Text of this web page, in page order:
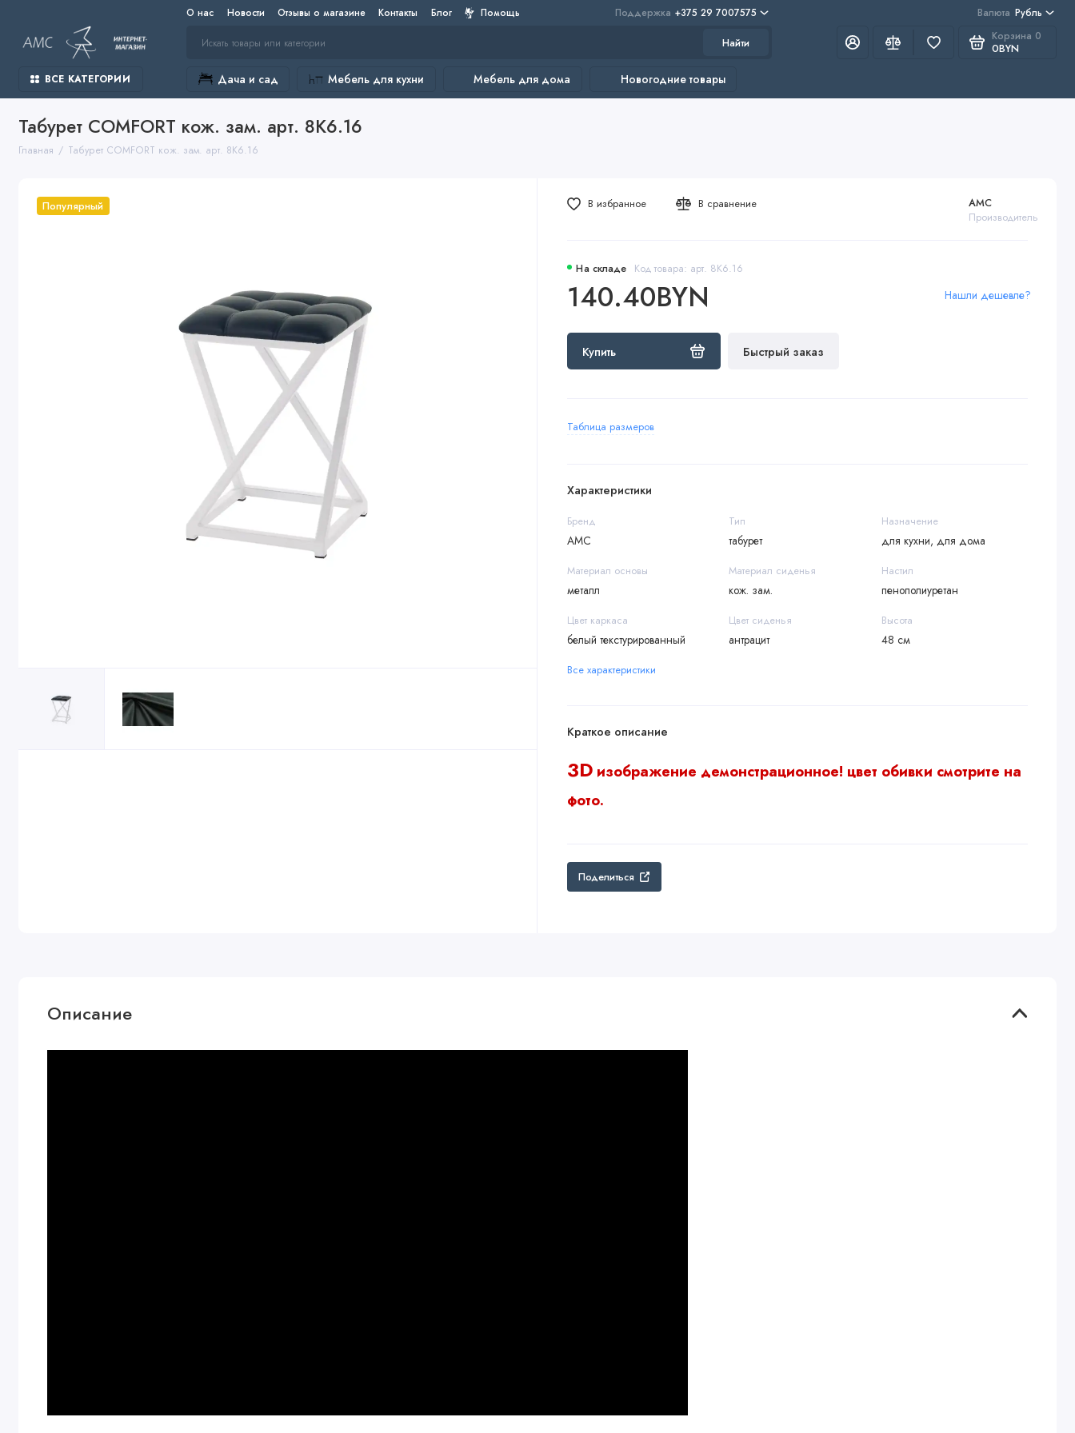
О нас Новости Отзывы о магазине Контакты Блог Помощь Поддержка +375 29 7007575 Валюта Рубль
Найти Корзина 0
0BYN
ВСЕ КАТЕГОРИИ Дача и сад Мебель для кухни Мебель для дома Новогодние товары
Табурет COMFORT кож. зам. арт. 8К6.16
Главная Табурет COMFORT кож. зам. арт. 8К6.16
Популярный
На складе Код товара: арт. 8К6.16
AMC
Производитель
140.40BYN
Купить Быстрый заказ
Нашли дешевле?
В избранное В сравнение
Таблица размеров
Характеристики
Бренд
АМС
Тип
табурет
Назначение
для кухни, для дома
Материал основы
металл
Материал сиденья
кож. зам.
Настил
пенополиуретан
Цвет каркаса
белый текстурированный
Цвет сиденья
антрацит
Высота
48 см
Все характеристики
Краткое описание
3D изображение демонстрационное! цвет обивки смотрите на
фото.
Поделиться
Описание